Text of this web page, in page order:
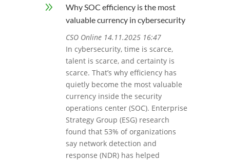
9
Why SOC efficiency is the most
valuable currency in cybersecurity
CSO Online 14.11.2025 16:47
In cybersecurity, time is scarce,
talent is scarce, and certainty is
scarce. That’s why efficiency has
quietly become the most valuable
currency inside the security
operations center (SOC). Enterprise
Strategy Group (ESG) research
found that 53% of organizations
say network detection and
response (NDR) has helped